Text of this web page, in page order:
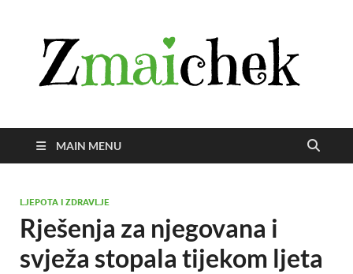
MAIN MENU
LJEPOTA I ZDRAVLJE
Rješenja za njegovana i
svježa stopala tijekom ljeta